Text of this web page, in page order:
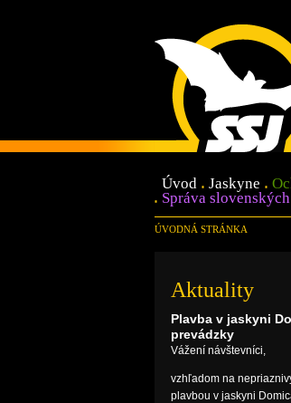
Úvod Jaskyne
Správa
ÚVODNÁ STRÁNKA
Aktuality
Plavba v jaskyni
prevádzky
Vážení návštevníci,
vzhľadom na
plavbou v jaskyni